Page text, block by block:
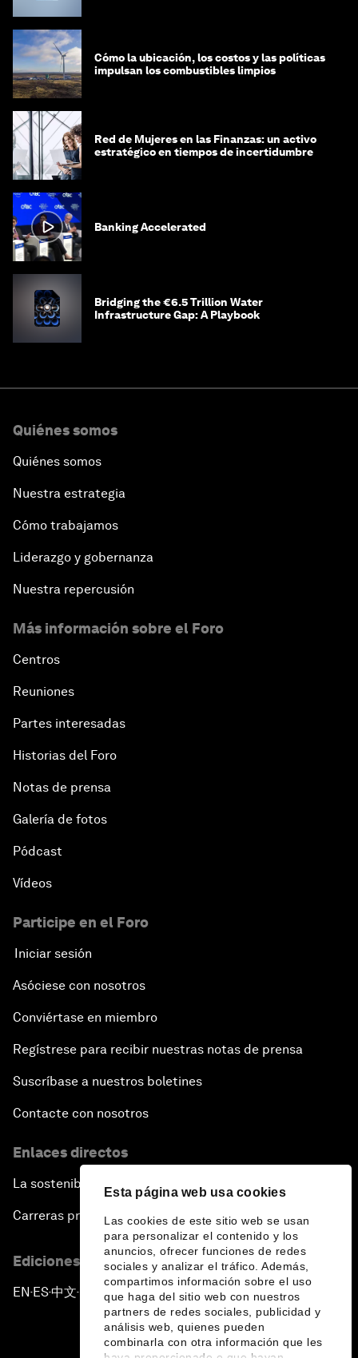
Esta página web usa cookies
Las cookies de este sitio web se usan
para personalizar el contenido y los
anuncios, ofrecer funciones de redes
sociales y analizar el tráfico. Además,
compartimos información sobre el uso
que haga del sitio web con nuestros
partners de redes sociales, publicidad y
análisis web, quienes pueden
combinarla con otra información que les
Cómo la ubicación, los costos y las políticas
impulsan los combustibles limpios
Red de Mujeres en las Finanzas: un activo
estratégico en tiempos de incertidumbre
Banking Accelerated
Bridging the €6.5 Trillion Water
Infrastructure Gap: A Playbook
Quiénes somos
Quiénes somos
Nuestra estrategia
Cómo trabajamos
Liderazgo y gobernanza
Nuestra repercusión
Más información sobre el Foro
Centros
Reuniones
Partes interesadas
Historias del Foro
Notas de prensa
Galería de fotos
Pódcast
Vídeos
Participe en el Foro
Iniciar sesión
Asóciese con nosotros
Conviértase en miembro
Regístrese para recibir nuestras notas de prensa
Suscríbase a nuestros boletines
Contacte con nosotros
Enlaces directos
La sostenibilidad en el Foro
Carreras profesionales
Ediciones en otros idiomas
EN ▪ES▪中文▪ 日本語